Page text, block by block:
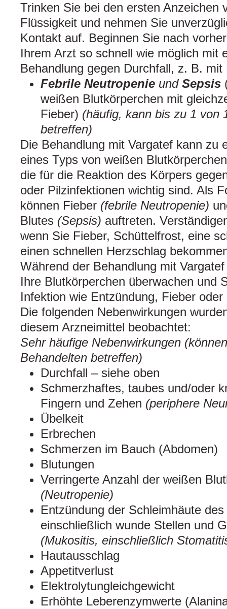
Trinken Sie bei den ersten Anzeichen
Flüssigkeit und nehmen Sie
Kontakt auf. Beginnen Sie nach
Ihrem Arzt so schnell wie möglich mit
Behandlung gegen Durchfall, z. B. mit
Febrile Neutropenie und Sepsis
weißen Blutkörperchen mit
Fieber) (häufig, kann bis zu 1 von
betreffen)
Die Behandlung mit Vargatef kann zu
eines Typs von weißen
die für die Reaktion des Körpers
oder Pilzinfektionen wichtig sind. Als
können Fieber (febrile Neutropenie)
Blutes (Sepsis) auftreten.
wenn Sie Fieber, Schüttelfrost, eine
einen schnellen Herzschlag
Während der Behandlung mit
Ihre Blutkörperchen überwachen und
Infektion wie Entzündung, Fieber
Die folgenden Nebenwirkungen
diesem Arzneimittel beobachtet:
Sehr häufige Nebenwirkungen
Behandelten betreffen)
Durchfall – siehe oben
Schmerzhaftes, taubes und/oder
Fingern und Zehen (periphere
Übelkeit
Erbrechen
Schmerzen im Bauch (Abdomen)
Blutungen
Verringerte Anzahl der weißen
(Neutropenie)
Entzündung der Schleimhäute
einschließlich wunde Stellen und
(Mukositis, einschließlich
Hautausschlag
Appetitverlust
Elektrolytungleichgewicht
Erhöhte Leberenzymwerte